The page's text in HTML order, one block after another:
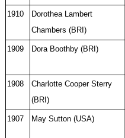
1910
Dorothea Lambert
Chambers (BRI)
1909 Dora Boothby (BRI)
1908
Charlotte Cooper Sterry
(BRI)
1907 May Sutton (USA)